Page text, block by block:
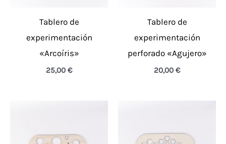
Tablero de
experimentación
«Arcoíris»
25,00 €
Tablero de
experimentación
perforado «Agujero»
20,00 €